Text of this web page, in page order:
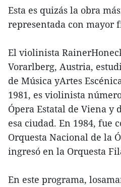
Esta es quizás la obra
representada con mayor
El violinista
Vorarlberg, Austria,
de Música yArtes
1981, es violinista
Ópera Estatal de Viena y
esa ciudad. En 1984, fue
Orquesta Nacional de la
ingresó en la Orquesta
En este programa,